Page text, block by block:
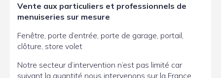
Vente aux particuliers et professionnels de
menuiseries sur mesure
Fenêtre, porte d’entrée, porte de garage, portail,
clôture, store volet
Notre secteur d’intervention n’est pas limité car
suivant la quantité nous intervenons sur la France